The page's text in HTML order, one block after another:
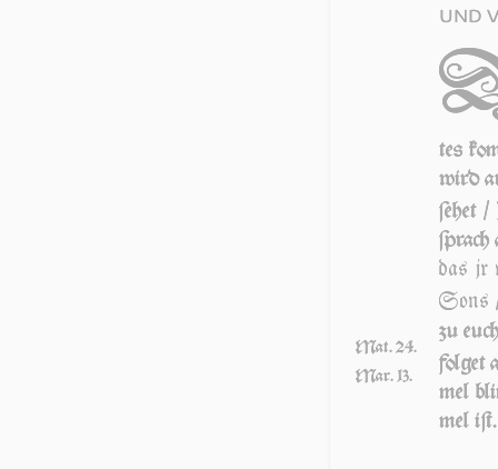
und
Mat. 24.
Mar. 13.
tes
wird
ſe­het
das jr
Sons
zu
fol­get
mel
mel iſt.